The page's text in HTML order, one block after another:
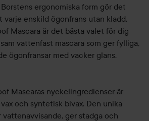
ergonomiska form gör det
enskild ögonfrans utan kladd.
Mascara är det bästa valet för dig
vattenfast mascara som ger fylliga,
ögonfransar med vacker glans.
Mascaras nyckelingredienser är
och syntetisk bivax. Den unika
ger stadga och